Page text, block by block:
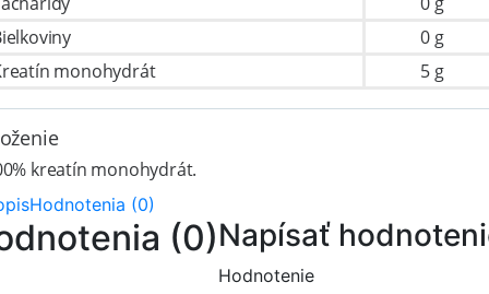
0 g
monohydrát
5 g
kreatín monohydrát.
Hodnotenia (0)
(0)Napísať
Hodnotenie